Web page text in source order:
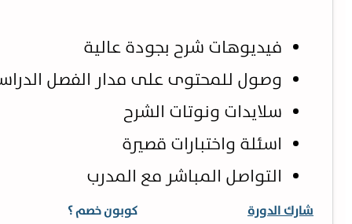
فيديوهات شرح بجودة عالية
وصول للمحتوى على مدار الفصل
سلايدات ونوتات الشرح
اسئلة واختبارات قصيرة
التواصل المباشر مع المدرب
شارك الدورة كوبون خصم ؟